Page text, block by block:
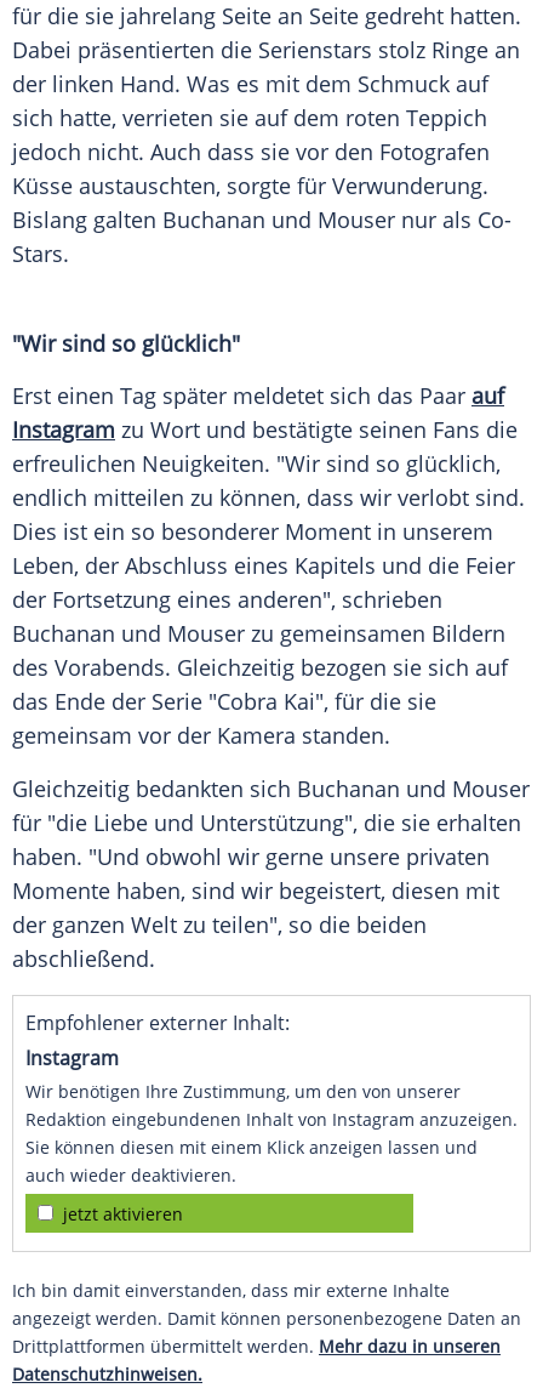
für die sie jahrelang Seite an Seite gedreht hatten.
Dabei präsentierten die Serienstars stolz Ringe an
der linken Hand. Was es mit dem Schmuck auf
sich hatte, verrieten sie auf dem roten Teppich
jedoch nicht. Auch dass sie vor den Fotografen
Küsse austauschten, sorgte für Verwunderung.
Bislang galten Buchanan und Mouser nur als Co-
Stars.
"Wir sind so glücklich"
Erst einen Tag später meldetet sich das Paar auf
Instagram zu Wort und bestätigte seinen Fans die
erfreulichen Neuigkeiten. "Wir sind so glücklich,
endlich mitteilen zu können, dass wir verlobt sind.
Dies ist ein so besonderer Moment in unserem
Leben, der Abschluss eines Kapitels und die Feier
der Fortsetzung eines anderen", schrieben
Buchanan und Mouser zu gemeinsamen Bildern
des Vorabends. Gleichzeitig bezogen sie sich auf
das Ende der Serie "Cobra Kai", für die sie
gemeinsam vor der Kamera standen.
Gleichzeitig bedankten sich Buchanan und Mouser
für "die Liebe und Unterstützung", die sie erhalten
haben. "Und obwohl wir gerne unsere privaten
Momente haben, sind wir begeistert, diesen mit
der ganzen Welt zu teilen", so die beiden
abschließend.
Empfohlener externer Inhalt:
Instagram
Wir benötigen Ihre Zustimmung, um den von unserer
Redaktion eingebundenen Inhalt von Instagram anzuzeigen.
Sie können diesen mit einem Klick anzeigen lassen und
auch wieder deaktivieren.
jetzt aktivieren
Ich bin damit einverstanden, dass mir externe Inhalte
angezeigt werden. Damit können personenbezogene Daten an
Drittplattformen übermittelt werden. Mehr dazu in unseren
Datenschutzhinweisen.